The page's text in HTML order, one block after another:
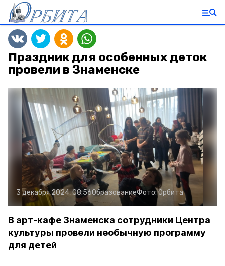
Праздник для особенных деток
провели в Знаменске
3 декабря 2024, 08:56ОбразованиеФото:Орбита
В арт-кафе Знаменска сотрудники Центра
культуры провели необычную программу
для детей